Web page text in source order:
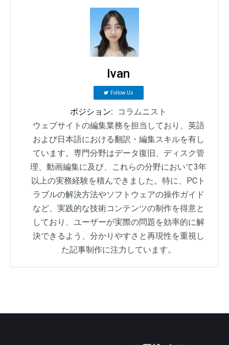
Ivan
Follow Us
ポジション:
コラムニスト
ウェブサイトの編集業務を担当しており、英語
および日本語における翻訳・編集スキルを有し
ています。専門分野はデータ復旧、ディスク管
理、動画編集に及び、これらの分野において3年
以上の実務経験を積んできました。特に、PCト
ラブルの解決方法やソフトウェアの操作ガイド
など、実践的な技術コンテンツの制作を得意と
しており、ユーザーが実際の問題を効率的に解
決できるよう、分かりやすさと再現性を重視し
た記事制作に注力しています。